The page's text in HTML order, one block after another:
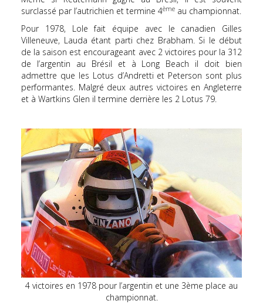
surclassé par l’autrichien et termine 4ème au championnat.
Pour 1978, Lole fait équipe avec le canadien Gilles
Villeneuve, Lauda étant parti chez Brabham. Si le début
de la saison est encourageant avec 2 victoires pour la 312
de l’argentin au Brésil et à Long Beach il doit bien
admettre que les Lotus d’Andretti et Peterson sont plus
performantes. Malgré deux autres victoires en Angleterre
et à Wartkins Glen il termine derrière les 2 Lotus 79.
4 victoires en 1978 pour l’argentin et une 3ème place au
championnat.